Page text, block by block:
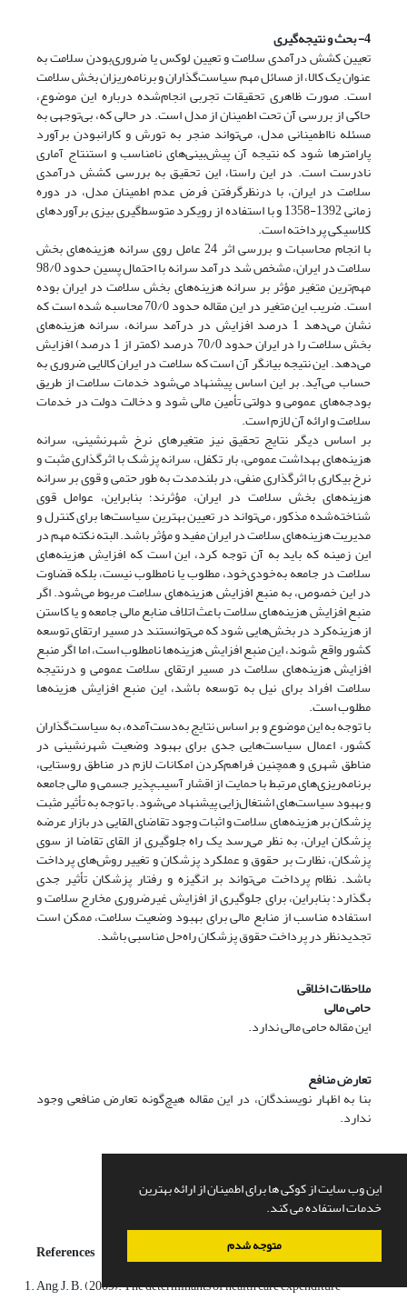
این وب سایت از کوکی ها برای اطمینان از ارائه بهترین
خدمات استفاده می کند.
متوجه شدم
4- بحث و نتیجه‌گیری
تعیین کشش درآمدی سلامت و تعیین لوکس یا ضروری‌بودن سلامت به
‌عنوان یک کالا، از مسائل مهم سیاست‌گذاران و برنامه‌ریزان بخش سلامت
است. صورت ظاهری تحقیقات تجربی انجام‌شده درباره این موضوع،
حاکی از بررسی آن تحت اطمینان از مدل است. در حالی ‌که، بی‌توجهی به
مسئله نااطمینانی مدل، می‌تواند منجر به تورش و کارانبودن برآورد
پارامترها شود که نتیجه آن پیش‌بینی‌های نامناسب و استنتاج آماری
نادرست است. در این راستا، این تحقیق به بررسی کشش درآمدی
سلامت در ایران، با در‌نظر‌گرفتن فرض عدم اطمینان مدل، در دوره‌
زمانی 1392-1358 و با استفاده از رویکرد متوسط‌گیری بیزی برآوردهای
کلاسیکی پرداخته است.
با انجام محاسبات و بررسی اثر 24 عامل روی سرانه هزینه‌های بخش
سلامت در ایران، مشخص شد درآمد سرانه با احتمال پسین حدود 98/0
مهم‌ترین متغیر مؤثر بر سرانه هزینه‌های بخش سلامت در ایران بوده
است. ضریب این متغیر در این مقاله حدود 70/0 محاسبه شده است که
نشان می‌دهد 1‌ درصد افزایش در درآمد سرانه، سرانه هزینه‌های
بخش سلامت را در ایران حدود 70/0 درصد (کمتر از 1 ‌درصد) افزایش
می‌دهد. این نتیجه بیانگر آن است که سلامت در ایران کالایی ضروری به‌
حساب می‌آید. بر این اساس پیشنهاد می‌شود خدمات سلامت از طریق
بودجه‌های عمومی و دولتی تأمین مالی شود و دخالت دولت در خدمات
سلامت و ارائه آن لازم است.
بر اساس دیگر نتایج تحقیق نیز متغیرهای نرخ شهرنشینی، سرانه
هزینه‌های بهداشت عمومی، بار تکفل، سرانه‌ پزشک با اثرگذاری مثبت و
نرخ بیکاری با اثرگذاری منفی، در بلندمدت به‌ طور حتمی و قوی بر سرانه‌
هزینه‌های بخش سلامت در ایران، مؤثرند؛ بنابراین، عوامل قوی
شناخته‌شده مذکور، می‌تواند در تعیین بهترین سیاست‌ها برای کنترل و
مدیریت هزینه‌های سلامت در ایران مفید و مؤثر باشد. البته نکته مهم در
این زمینه که باید به آن توجه کرد، این است که افزایش هزینه‌های
سلامت در جامعه به‌خودی‌خود، مطلوب یا نامطلوب نیست، بلکه قضاوت
در این خصوص، به منبع افزایش هزینه‌های سلامت مربوط می‌شود. اگر
منبع افزایش هزینه‌های سلامت باعث اتلاف منابع مالی جامعه و یا کاستن
از هزینه‌کرد در بخش‌هایی شود که می‌توانستند در مسیر ارتقای توسعه
کشور واقع شوند، این منبع افزایش هزینه‌ها نامطلوب است، اما اگر منبع
افزایش هزینه‌های سلامت در مسیر ارتقای سلامت عمومی و در‌نتیجه
سلامت افراد برای نیل به توسعه باشد، این منبع افزایش هزینه‌ها
مطلوب است.
با توجه به این موضوع و بر اساس نتایج به‌دست‌آمده، به سیاست‌گذاران
کشور، اعمال سیاست‌هایی جدی برای بهبود وضعیت شهرنشینی در
مناطق شهری و همچنین فراهم‌کردن امکانات لازم در مناطق روستایی،
برنامه‌ریزی‌های مرتبط با حمایت از اقشار آسیب‌پذیر جسمی و مالی جامعه
و بهبود سیاست‌های اشتغال‌زایی پیشنهاد می‌شود. با توجه به تأثیر مثبت
پزشکان بر هزینه‌های سلامت و اثبات وجود تقاضای القایی در بازار عرضه
پزشکان ایران، به ‌نظر می‌رسد یک راه جلوگیری از القای تقاضا از سوی
پزشکان، نظارت بر حقوق و عملکرد پزشکان و تغییر روش‌های پرداخت
باشد. نظام پرداخت می‌تواند بر انگیزه و رفتار پزشکان تأثیر جدی
بگذارد؛ بنابراین، برای جلوگیری از افزایش غیرضروری مخارج سلامت و
استفاده مناسب از منابع مالی برای بهبود وضعیت سلامت، ممکن است
تجدیدنظر در پرداخت حقوق پزشکان راه‌حل مناسبی باشد.
ملاحظات اخلاقی
حامی مالی
این مقاله حامی مالی ندارد.
تعارض منافع
بنا به اظهار نویسندگان، در این مقاله هیچ‌گونه تعارض منافعی وجود
ندارد.
References
Ang, J. B. (2009). The determinants of health care expenditure